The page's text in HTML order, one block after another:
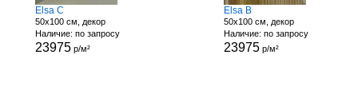
Elsa C
50x100 см, декор
Наличие: по запросу
23975 р/м²
Elsa B
50x100 см, декор
Наличие: по запросу
23975р/м²